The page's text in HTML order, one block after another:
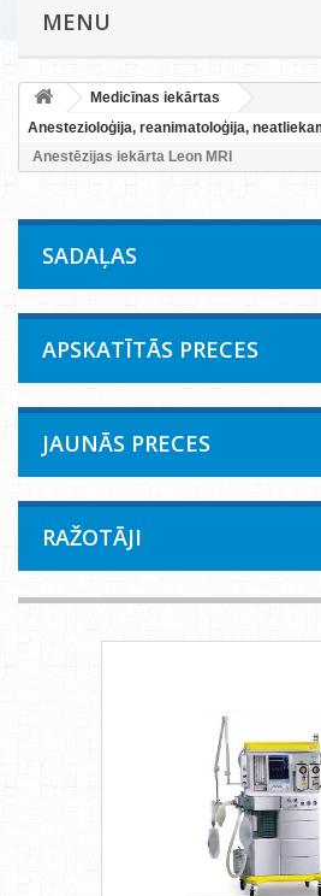
MENU
Medicīnas iekārtas
Anestezioloģija, reanimatoloģija,
Anestēzijas iekārta Leon MRI
SADAĻAS
APSKATĪTĀS PRECES
JAUNĀS PRECES
RAŽOTĀJI